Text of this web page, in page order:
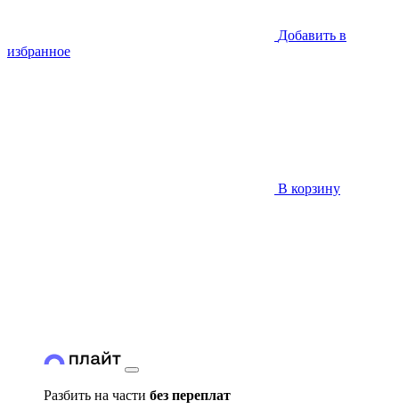
Добавить в
избранное
В корзину
Разбить на части без переплат